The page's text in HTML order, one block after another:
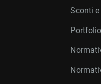
Sconti